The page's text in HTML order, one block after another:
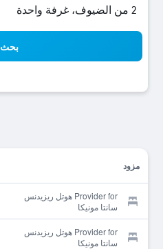
2 من الضيوف، غرفة واحدة
بحث
مزود
Provider for هوتل ريزيدنس
سانتا مونيكا
Provider for هوتل ريزيدنس
سانتا مونيكا